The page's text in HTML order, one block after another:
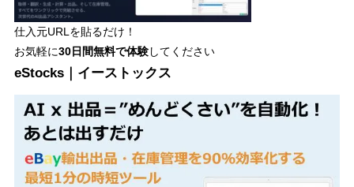
仕入元URLを貼るだけ！
お気軽に30日間無料で体験してください
eStocks｜イーストックス